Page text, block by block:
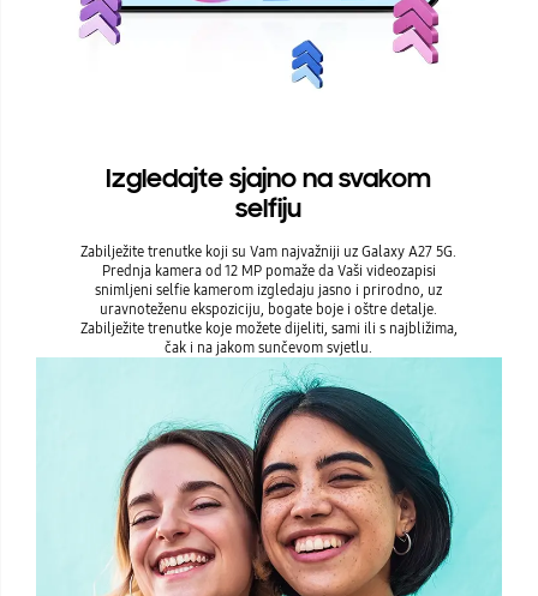
Izgledajte sjajno na svakom
selfiju
Zabilježite trenutke koji su Vam najvažniji uz Galaxy A27 5G.
Prednja kamera od 12 MP pomaže da Vaši videozapisi
snimljeni selfie kamerom izgledaju jasno i prirodno, uz
uravnoteženu ekspoziciju, bogate boje i oštre detalje.
Zabilježite trenutke koje možete dijeliti, sami ili s najbližima,
čak i na jakom sunčevom svjetlu.